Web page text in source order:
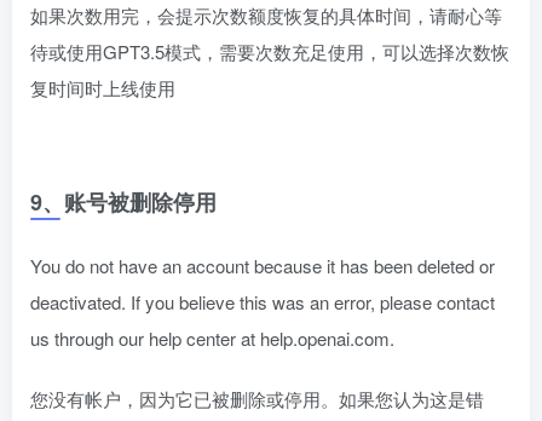
如果次数用完，会提示次数额度恢复的具体时间，请耐心等
待或使用GPT3.5模式，需要次数充足使用，可以选择次数恢
复时间时上线使用
9、账号被删除停用
You do not have an account because it has been deleted or
deactivated. If you believe this was an error, please contact
us through our help center at help.openai.com.
您没有帐户，因为它已被删除或停用。如果您认为这是错